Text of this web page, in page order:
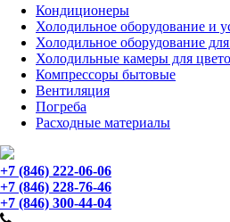
Кондиционеры
Холодильное оборудование и
Холодильное оборудование
Холодильные камеры для
Компрессоры бытовые
Вентиляция
Погреба
Расходные материалы
+7 (846) 222-06-06
+7 (846) 228-76-46
+7 (846) 300-44-04